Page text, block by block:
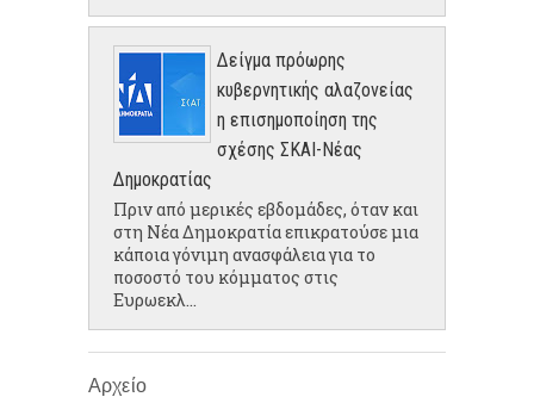
Δείγμα πρόωρης
κυβερνητικής αλαζονείας
η επισημοποίηση της
σχέσης ΣΚΑΙ-Νέας
Δημοκρατίας
Πριν από μερικές εβδομάδες, όταν και
στη Νέα Δημοκρατία επικρατούσε μια
κάποια γόνιμη ανασφάλεια για το
ποσοστό του κόμματος στις
Ευρωεκλ...
Αρχείο